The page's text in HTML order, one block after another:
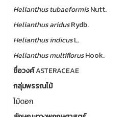
HelianthustubaeformisNutt.
HelianthusaridusRydb.
HelianthusindicusL.
HelianthusmultiflorusHook.
ชื่อวงศ์ASTERACEAE
กลุ่มพรรณไม้
ไม้ดอก